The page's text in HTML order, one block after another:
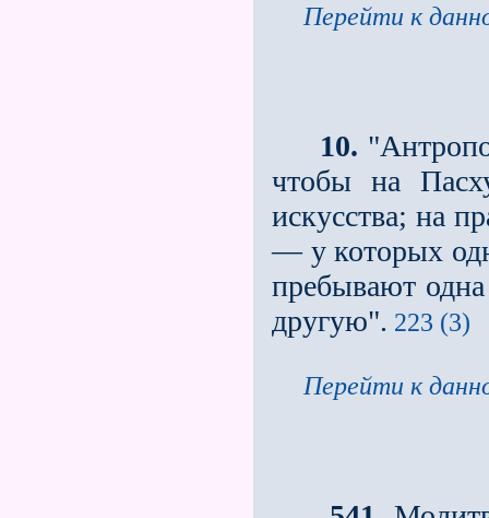
Перейти к
10.
чтобы на
искусства; на
— у которых
пребывают одна
другую". 223 (3)
Перейти к